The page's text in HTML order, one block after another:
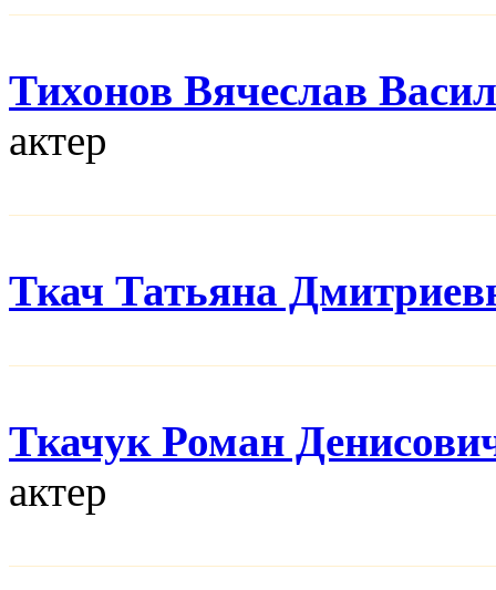
Тихонов Вячеслав
актер
Ткач Татьяна
Ткачук Роман
актер